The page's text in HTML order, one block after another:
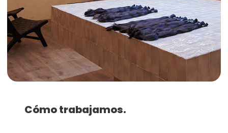
Cómo trabajamos.